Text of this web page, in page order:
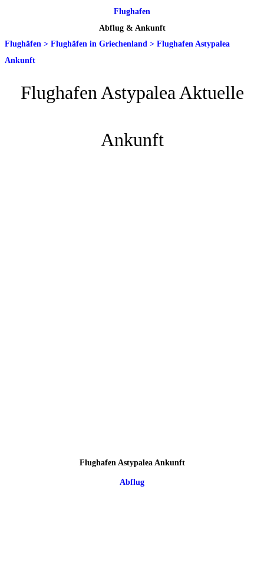
Flughafen
Abflug & Ankunft
Flughäfen > Flughäfen in Griechenland > Flughafen Astypalea
Ankunft
Flughafen Astypalea Aktuelle
Ankunft
Flughafen Astypalea Ankunft
Abflug